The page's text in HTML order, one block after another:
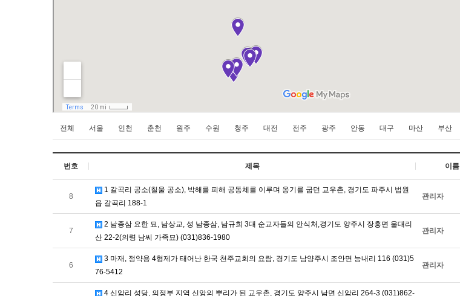
전체 서울 인천 춘천 원주 수원 청주 대전 전주 광주 안동 대구 마산 부산
번호 제목 이름
8
1 갈곡리 공소(칠울 공소), 박해를 피해 공동체를 이루며 옹기를 굽던 교우촌, 경기도 파주시 법원
읍 갈곡리 188-1
관리자
7
2 남종삼 요한 묘, 남상교, 성 남종삼, 남규희 3대 순교자들의 안식처,경기도 양주시 장흥면 울대리
산 22-2(의령 남씨 가족묘) (031)836-1980
관리자
6
3 마재, 정약용 4형제가 태어난 한국 천주교회의 요람, 경기도 남양주시 조안면 능내리 116 (031)5
76-5412
관리자
4 신암리 성당, 의정부 지역 신앙의 뿌리가 된 교우촌, 경기도 양주시 남면 신암리 264-3 (031)862-